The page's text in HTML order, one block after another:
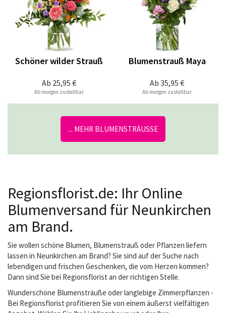
Ab 25,95 €
Schöner wilder Strauß
Ab morgen zustellbar
Ab 35,95 €
Blumenstrauß Maya
Ab morgen zustellbar
... MEHR BLUMENSTRÄUSSE
Regionsflorist.de: Ihr Online
Blumenversand für Neunkirchen
am Brand.
Sie wollen schöne Blumen, Blumenstrauß oder Pflanzen liefern
lassen in Neunkirchen am Brand? Sie sind auf der Suche nach
lebendigen und frischen Geschenken, die vom Herzen kommen?
Dann sind Sie bei Regionsflorist an der richtigen Stelle.
Wunderschöne Blumensträuße oder langlebige Zimmerpflanzen -
Bei Regionsflorist profitieren Sie von einem äußerst vielfältigen